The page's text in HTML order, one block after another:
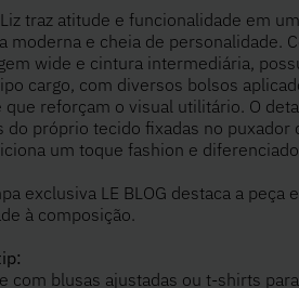
traz atitude e funcionalidade em
moderna e cheia de personalidade.
wide e cintura intermediária,
cargo, com diversos bolsos
que reforçam o visual utilitário. O
do próprio tecido fixadas no puxador
um toque fashion e
exclusiva LE BLOG destaca a peça
à composição.
com blusas ajustadas ou t-shirts para